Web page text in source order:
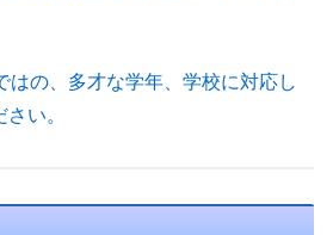
はの、多才な学年、学校に対応し
い。